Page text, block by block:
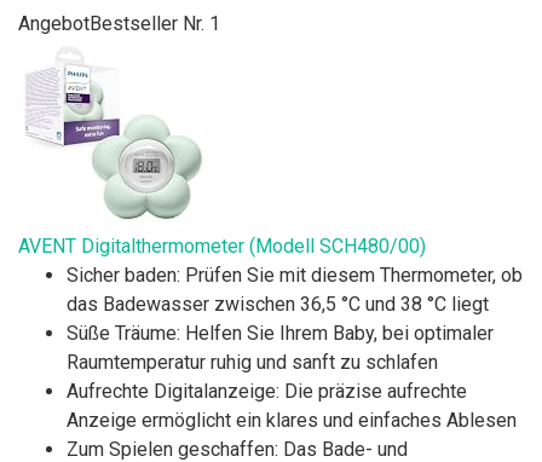
AngebotBestseller Nr. 1
AVENT Digitalthermometer (Modell SCH480/00)
Sicher baden: Prüfen Sie mit diesem Thermometer, ob
das Badewasser zwischen 36,5 °C und 38 °C liegt
Süße Träume: Helfen Sie Ihrem Baby, bei optimaler
Raumtemperatur ruhig und sanft zu schlafen
Aufrechte Digitalanzeige: Die präzise aufrechte
Anzeige ermöglicht ein klares und einfaches Ablesen
Zum Spielen geschaffen: Das Bade- und